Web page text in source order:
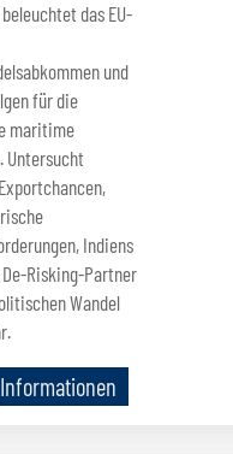
beleuchtet das EU-
und
für die
maritime
Untersucht
Indiens
De-Risking-Partner
Wandel